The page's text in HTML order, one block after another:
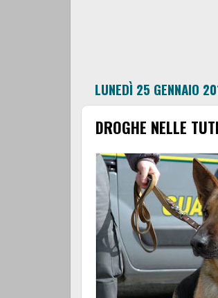
LUNEDÌ 25 GENNAIO
DROGHE NELLE